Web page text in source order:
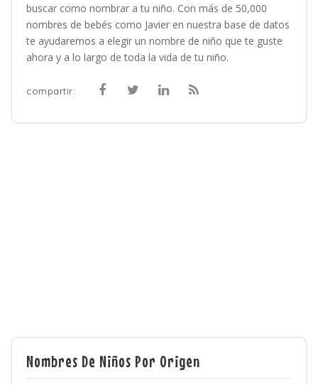
buscar como nombrar a tu niño. Con más de 50,000
nombres de bebés como Javier en nuestra base de datos
te ayudaremos a elegir un nombre de niño que te guste
ahora y a lo largo de toda la vida de tu niño.
compartir:
Nombres De Niños Por Origen